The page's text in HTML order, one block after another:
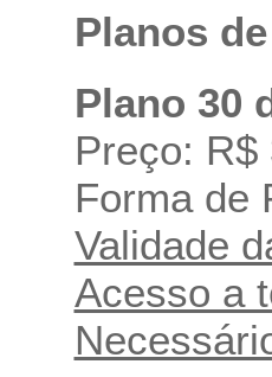
Planos
Plano 30
Preço: R$
Forma de
Validade
Acesso a